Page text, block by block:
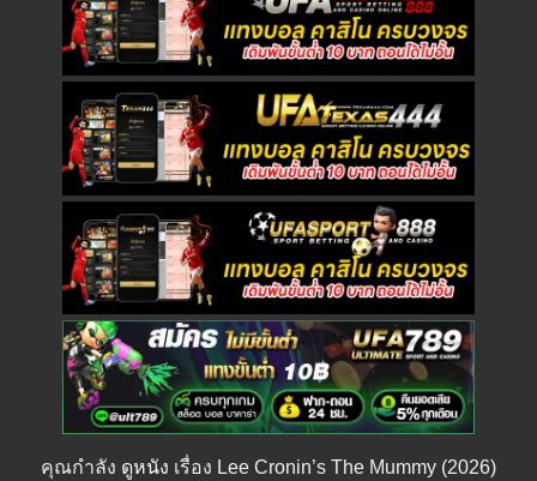
คุณกำลัง ดูหนัง เรื่อง Lee Cronin’s The Mummy (2026)